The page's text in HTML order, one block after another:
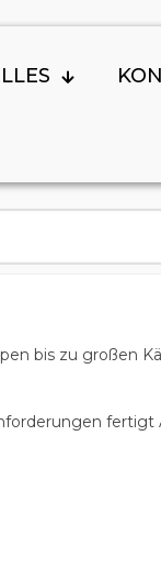
bis zu großen
fertigt